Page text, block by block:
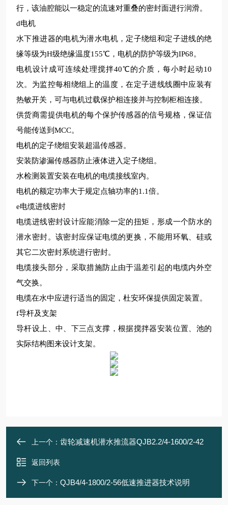
行，该油腔能以一稳定的流速对重叠的密封面进行润滑。
d电机
水下推进器的电机为潜水电机，定子绕组和定子进线的绝
缘等级为H级绝缘温度155℃，电机的防护等级为IP68。
电机设计成可连续处理搅拌40℃的介质，每小时起动10
次。为监控每相绕组上的温度，在定子进线线圈中应装有
热敏开关，可与电机过载保护相连接并与控制柜相连接。
供货商需提供电机的每个保护传感器的信号规格，保证信
号能传送到 MCC。
电机的定子绕组安装超温传感器。
安装防渗漏传感器防止液体进入定子绕组。
水检测装置安装在电机的电缆接线室内。
电机的额定功率大于规定点轴功率的1.1倍。
e电缆进线密封
电缆进线密封设计应能消除一定的扭矩，形成一个防水的
潜水密封。该密封应保证电缆的更换，不能用环氧、硅或
其它二次密封系统进行密封。
电缆接头部分，采取措施防止由于温差引起的电缆内外空
气交换。
电缆在水中应进行适当的固定， 杜安环保提供固定装置。
f导杆及支架
导杆设上、中、下三点支撑，根据搅拌器安装位置、池的
实际结构图来设计支架。
上一个： 齿轮减速机潜水推流器QJB2.2/4-1600/2-42
返回列表
下一个： QJB4/4-1800/2-56低速推进器技术说明